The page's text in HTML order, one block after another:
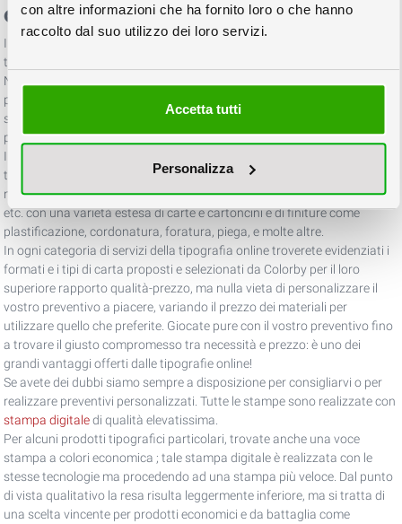
con altre informazioni che ha fornito loro o che hanno
raccolto dal suo utilizzo dei loro servizi.
Accetta tutti
Personalizza
Come ordinare gli stampati online?
In questa sezione del sito trovate tutte le soluzioni per ordinare online i
tipici prodotti da tipografia.
Nelle varie sottocategorie della tipografia on line trovate soluzioni
pronte ma configurabili a piacere per la realizzazione di biglietti visita,
stampati, pieghevoli, volantini, locandine, adesivi o vetrofanie, nonchè
per la stampa di buste.
Inoltre sotto la voce stampati piani trovate la possibilità di configurare
tutti i prodotti tipografici composti da un solo foglio e che non rientrano
nelle altre categorie tipografiche, come cartoncini, pieghevoli particolari
etc. con una varietà estesa di carte e cartoncini e di finiture come
plastificazione, cordonatura, foratura, piega, e molte altre.
In ogni categoria di servizi della tipografia online troverete evidenziati i
formati e i tipi di carta proposti e selezionati da Colorby per il loro
superiore rapporto qualità-prezzo, ma nulla vieta di personalizzare il
vostro preventivo a piacere, variando il prezzo dei materiali per
utilizzare quello che preferite. Giocate pure con il vostro preventivo fino
a trovare il giusto compromesso tra necessità e prezzo: è uno dei
grandi vantaggi offerti dalle tipografie online!
Se avete dei dubbi siamo sempre a disposizione per consigliarvi o per
realizzare preventivi personalizzati. Tutte le stampe sono realizzate con
stampa digitaledi qualità elevatissima.
Per alcuni prodotti tipografici particolari, trovate anche una voce
stampa a colori economica ; tale stampa digitale è realizzata con le
stesse tecnologie ma procedendo ad una stampa più veloce. Dal punto
di vista qualitativo la resa risulta leggermente inferiore, ma si tratta di
una scelta vincente per prodotti economici e da battaglia come